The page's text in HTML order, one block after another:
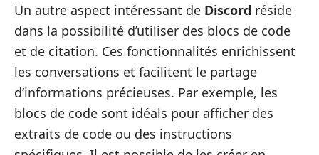
Un autre aspect intéressant de Discord réside
dans la possibilité d’utiliser des blocs de code
et de citation. Ces fonctionnalités enrichissent
les conversations et facilitent le partage
d’informations précieuses. Par exemple, les
blocs de code sont idéals pour afficher des
extraits de code ou des instructions